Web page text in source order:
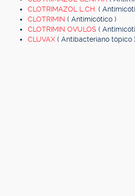
CLOTRIMAZOL L.CH. (
CLOTRIMIN ( Antimicótico )
CLOTRIMIN OVULOS (
CLUVAX ( Antibacteriano tópico